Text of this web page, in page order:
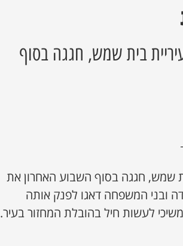
בית שמש, חגגה בסוף
שמש, חגגה בסוף השבוע האחרון את
ובני המשפחה דאגו לפנק אותה
לעשות חיל בהובלת המחזור בעיר.